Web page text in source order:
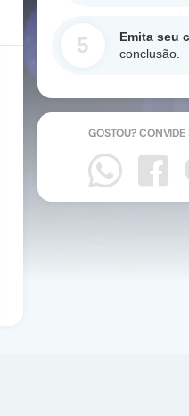
5 Emita seu
conclusão.
GOSTOU?